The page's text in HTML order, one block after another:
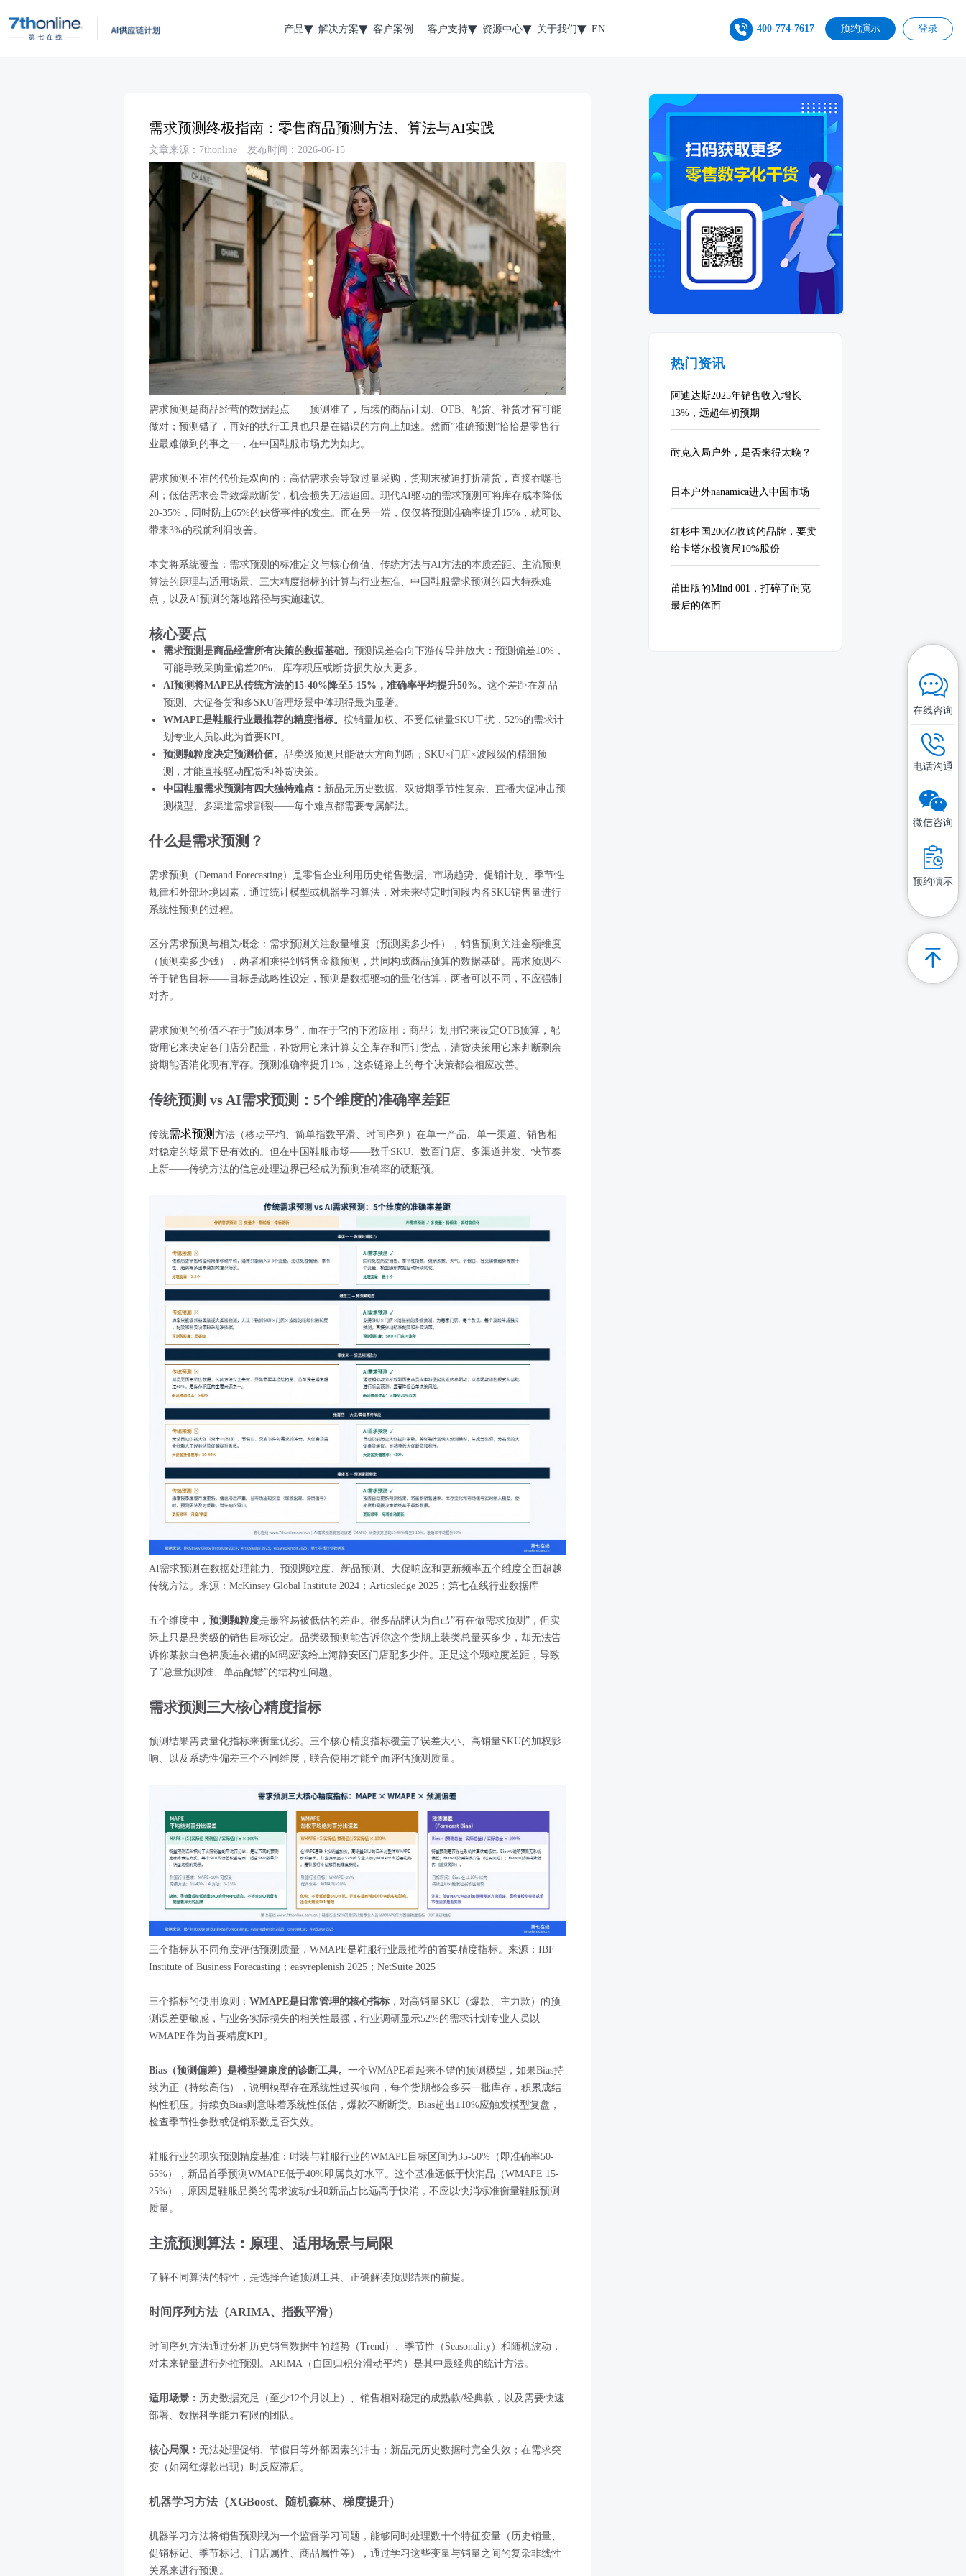
产品 解决方案 客户案例 客户支持 资源中心 关于我们 EN 400-774-7617 预约演示 登录
需求预测终极指南：零售商品预测方法、算法与AI实践
文章来源：7thonline 发布时间：2026-06-15
需求预测是商品经营的数据起点——预测准了，后续的商品计划、OTB、配货、补货才有可能
做对；预测错了，再好的执行工具也只是在错误的方向上加速。然而”准确预测”恰恰是零售行
业最难做到的事之一，在中国鞋服市场尤为如此。
需求预测不准的代价是双向的：高估需求会导致过量采购，货期末被迫打折清货，直接吞噬毛
利；低估需求会导致爆款断货，机会损失无法追回。现代AI驱动的需求预测可将库存成本降低
20-35%，同时防止65%的缺货事件的发生。而在另一端，仅仅将预测准确率提升15%，就可以
带来3%的税前利润改善。
本文将系统覆盖：需求预测的标准定义与核心价值、传统方法与AI方法的本质差距、主流预测
算法的原理与适用场景、三大精度指标的计算与行业基准、中国鞋服需求预测的四大特殊难
点，以及AI预测的落地路径与实施建议。
核心要点
需求预测是商品经营所有决策的数据基础。 预测误差会向下游传导并放大：预测偏差10%，
可能导致采购量偏差20%、库存积压或断货损失放大更多。
AI预测将MAPE从传统方法的15-40%降至5-15%，准确率平均提升50%。 这个差距在新品
预测、大促备货和多SKU管理场景中体现得最为显著。
WMAPE是鞋服行业最推荐的精度指标。 按销量加权、不受低销量SKU干扰，52%的需求计
划专业人员以此为首要KPI。
预测颗粒度决定预测价值。 品类级预测只能做大方向判断；SKU×门店×波段级的精细预
测，才能直接驱动配货和补货决策。
中国鞋服需求预测有四大独特难点： 新品无历史数据、双货期季节性复杂、直播大促冲击预
测模型、多渠道需求割裂——每个难点都需要专属解法。
什么是需求预测？
需求预测（Demand Forecasting）是零售企业利用历史销售数据、市场趋势、促销计划、季节性
规律和外部环境因素，通过统计模型或机器学习算法，对未来特定时间段内各SKU销售量进行
系统性预测的过程。
区分需求预测与相关概念：需求预测关注数量维度（预测卖多少件），销售预测关注金额维度
（预测卖多少钱），两者相乘得到销售金额预测，共同构成商品预算的数据基础。需求预测不
等于销售目标——目标是战略性设定，预测是数据驱动的量化估算，两者可以不同，不应强制
对齐。
需求预测的价值不在于”预测本身”，而在于它的下游应用：商品计划用它来设定OTB预算，配
货用它来决定各门店分配量，补货用它来计算安全库存和再订货点，清货决策用它来判断剩余
货期能否消化现有库存。预测准确率提升1%，这条链路上的每个决策都会相应改善。
传统预测 vs AI需求预测：5个维度的准确率差距
传统需求预测 方法（移动平均、简单指数平滑、时间序列）在单一产品、单一渠道、销售相
对稳定的场景下是有效的。但在中国鞋服市场——数千SKU、数百门店、多渠道并发、快节奏
上新——传统方法的信息处理边界已经成为预测准确率的硬瓶颈。
AI需求预测在数据处理能力、预测颗粒度、新品预测、大促响应和更新频率五个维度全面超越
传统方法。来源：McKinsey Global Institute 2024；Articsledge 2025；第七在线行业数据库
五个维度中， 预测颗粒度是最容易被低估的差距。很多品牌认为自己”有在做需求预测”，但实
际上只是品类级的销售目标设定。品类级预测能告诉你这个货期上装类总量买多少，却无法告
诉你某款白色棉质连衣裙的M码应该给上海静安区门店配多少件。正是这个颗粒度差距，导致
了”总量预测准、单品配错”的结构性问题。
需求预测三大核心精度指标
预测结果需要量化指标来衡量优劣。三个核心精度指标覆盖了误差大小、高销量SKU的加权影
响、以及系统性偏差三个不同维度，联合使用才能全面评估预测质量。
三个指标从不同角度评估预测质量，WMAPE是鞋服行业最推荐的首要精度指标。来源：IBF
Institute of Business Forecasting；easyreplenish 2025；NetSuite 2025
三个指标的使用原则： WMAPE是日常管理的核心指标 ，对高销量SKU（爆款、主力款）的预
测误差更敏感，与业务实际损失的相关性最强，行业调研显示52%的需求计划专业人员以
WMAPE作为首要精度KPI。
Bias（预测偏差）是模型健康度的诊断工具。 一个WMAPE看起来不错的预测模型，如果Bias持
续为正（持续高估），说明模型存在系统性过买倾向，每个货期都会多买一批库存，积累成结
构性积压。持续负Bias则意味着系统性低估，爆款不断断货。Bias超出±10%应触发模型复盘，
检查季节性参数或促销系数是否失效。
鞋服行业的现实预测精度基准：时装与鞋服行业的WMAPE目标区间为35-50%（即准确率50-
65%），新品首季预测WMAPE低于40%即属良好水平。这个基准远低于快消品（WMAPE 15-
25%），原因是鞋服品类的需求波动性和新品占比远高于快消，不应以快消标准衡量鞋服预测
质量。
主流预测算法：原理、适用场景与局限
了解不同算法的特性，是选择合适预测工具、正确解读预测结果的前提。
时间序列方法（ARIMA、指数平滑）
时间序列方法通过分析历史销售数据中的趋势（Trend）、季节性（Seasonality）和随机波动，
对未来销量进行外推预测。ARIMA（自回归积分滑动平均）是其中最经典的统计方法。
适用场景： 历史数据充足（至少12个月以上）、销售相对稳定的成熟款/经典款，以及需要快速
部署、数据科学能力有限的团队。
核心局限： 无法处理促销、节假日等外部因素的冲击；新品无历史数据时完全失效；在需求突
变（如网红爆款出现）时反应滞后。
机器学习方法（XGBoost、随机森林、梯度提升）
机器学习方法将销售预测视为一个监督学习问题，能够同时处理数十个特征变量（历史销量、
促销标记、季节标记、门店属性、商品属性等），通过学习这些变量与销量之间的复杂非线性
关系来进行预测。
热门资讯
阿迪达斯2025年销售收入增长
13%，远超年初预期
耐克入局户外，是否来得太晚？
日本户外nanamica进入中国市场
红杉中国200亿收购的品牌，要卖
给卡塔尔投资局10%股份
莆田版的Mind 001，打碎了耐克
最后的体面
在线咨询
电话沟通
微信咨询
预约演示